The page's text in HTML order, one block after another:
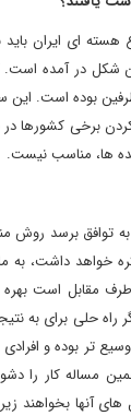
ای ایران باید
شکل در آمده
بوده است. این
اضافه و کم کردن برخی
ها، مناسب نیست.
یک بحران مصنوعی با 5 یا 6 کشور مذاکره و به توافق
خواهد داشت، به
مقابل است بهره
راه حلی برای به
تر بوده و
مساله کار را
های آنها بخواهند